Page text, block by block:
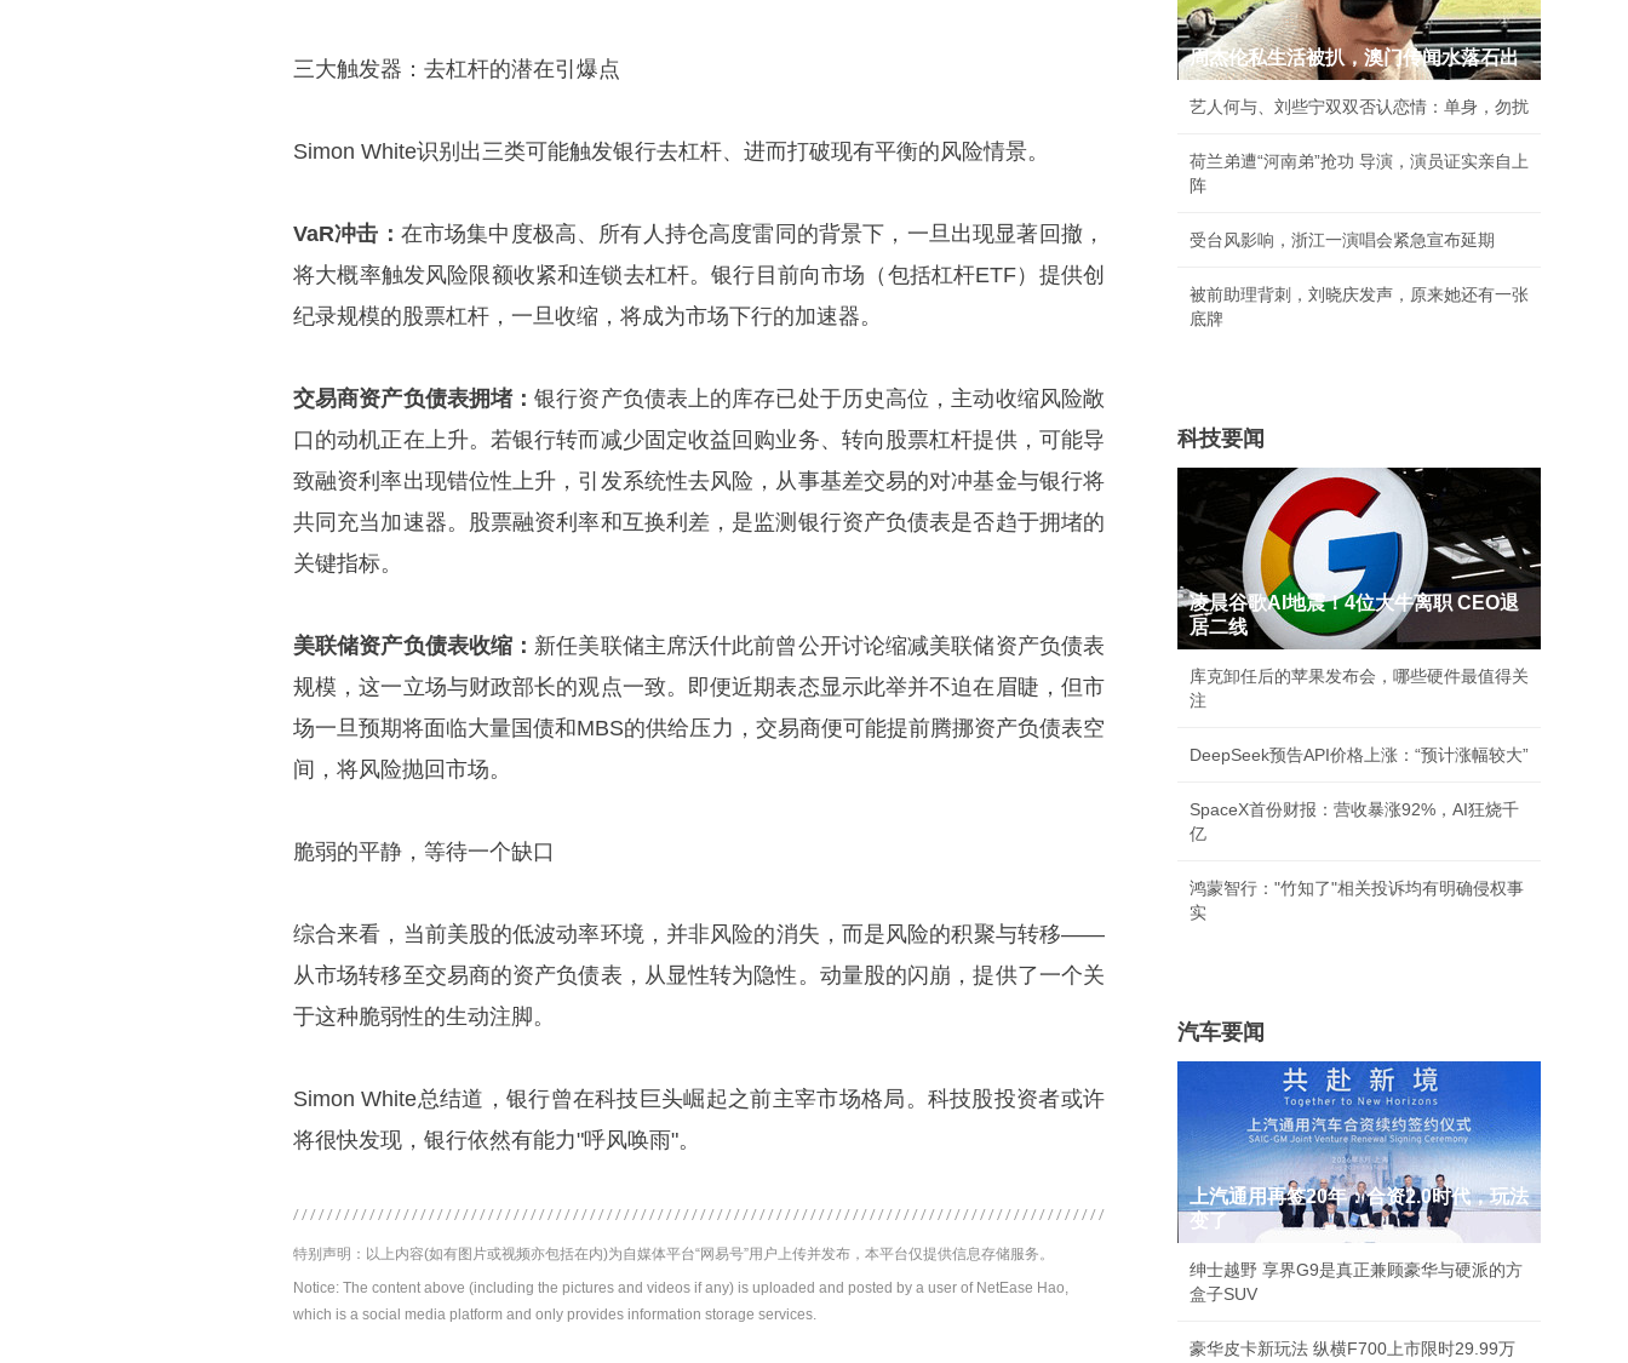
三大触发器：去杠杆的潜在引爆点
Simon White识别出三类可能触发银行去杠杆、进而打破现有平衡的风险情景。
VaR冲击： 在市场集中度极高、所有人持仓高度雷同的背景下，一旦出现显著回撤，
将大概率触发风险限额收紧和连锁去杠杆。银行目前向市场（包括杠杆ETF）提供创
纪录规模的股票杠杆，一旦收缩，将成为市场下行的加速器。
交易商资产负债表拥堵：银行资产负债表上的库存已处于历史高位，主动收缩风险敞
口的动机正在上升。若银行转而减少固定收益回购业务、转向股票杠杆提供，可能导
致融资利率出现错位性上升，引发系统性去风险，从事基差交易的对冲基金与银行将
共同充当加速器。股票融资利率和互换利差，是监测银行资产负债表是否趋于拥堵的
关键指标。
美联储资产负债表收缩： 新任美联储主席沃什此前曾公开讨论缩减美联储资产负债表
规模，这一立场与财政部长的观点一致。即便近期表态显示此举并不迫在眉睫，但市
场一旦预期将面临大量国债和MBS的供给压力，交易商便可能提前腾挪资产负债表空
间，将风险抛回市场。
脆弱的平静，等待一个缺口
综合来看，当前美股的低波动率环境，并非风险的消失，而是风险的积聚与转移——
从市场转移至交易商的资产负债表，从显性转为隐性。动量股的闪崩，提供了一个关
于这种脆弱性的生动注脚。
Simon White总结道，银行曾在科技巨头崛起之前主宰市场格局。科技股投资者或许
将很快发现，银行依然有能力"呼风唤雨"。
特别声明：以上内容(如有图片或视频亦包括在内)为自媒体平台“网易号”用户上传并发布，本平台仅提供信息存储服务。
Notice: The content above (including the pictures and videos if any) is uploaded and posted by a user of NetEase Hao,
which is a social media platform and only provides information storage services.
周杰伦私生活被扒，澳门传闻水落石出
艺人何与、刘些宁双双否认恋情：单身，勿扰
荷兰弟遭“河南弟”抢功 导演，演员证实亲自上
阵
受台风影响，浙江一演唱会紧急宣布延期
被前助理背刺，刘晓庆发声，原来她还有一张
底牌
科技要闻
凌晨谷歌AI地震！4位大牛离职 CEO退
居二线
库克卸任后的苹果发布会，哪些硬件最值得关
注
DeepSeek预告API价格上涨：“预计涨幅较大”
SpaceX首份财报：营收暴涨92%，AI狂烧千
亿
鸿蒙智行："竹知了"相关投诉均有明确侵权事
实
汽车要闻
上汽通用再签20年：合资2.0时代，玩法
变了
绅士越野 享界G9是真正兼顾豪华与硬派的方
盒子SUV
豪华皮卡新玩法 纵横F700上市限时29.99万